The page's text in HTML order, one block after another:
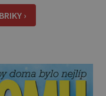
či jakékoli
›